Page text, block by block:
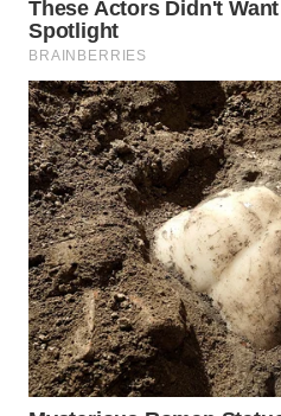
DEPOK
WN
TAPANULI
UTARA
WN
SAMOSIR
WN
PADANG
LAWAS
WN